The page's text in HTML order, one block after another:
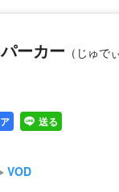
ーカー （じゅで
送る
VOD